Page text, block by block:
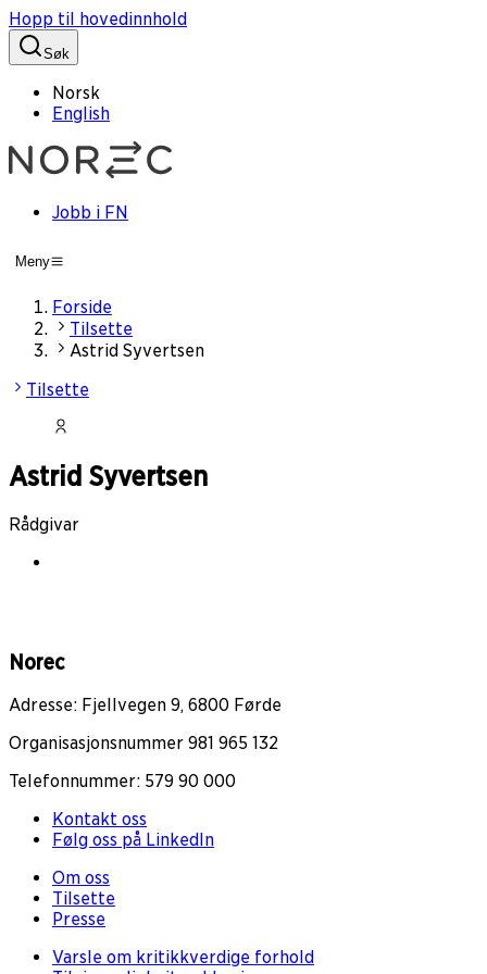
Hopp til hovedinnhold
Søk
Norsk
English
Jobb i FN
Meny
Forside
Tilsette
Astrid Syvertsen
Tilsette
Astrid Syvertsen
Rådgivar
Norec
Adresse: Fjellvegen 9, 6800 Førde
Organisasjonsnummer 981 965 132
Telefonnummer: 579 90 000
Kontakt oss
Følg oss på LinkedIn
Om oss
Tilsette
Presse
Varsle om kritikkverdige forhold